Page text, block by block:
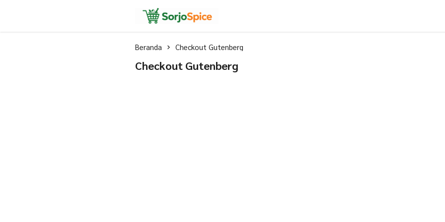
Sorjo Spice
Bumbu Masak Nusantara
Beranda Checkout Gutenberg
Checkout Gutenberg